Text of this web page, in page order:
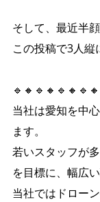
そして、最近半
この投稿で3人
当社は愛知を中
ます。
若いスタッフが
を目標に、幅広
当社ではドロー